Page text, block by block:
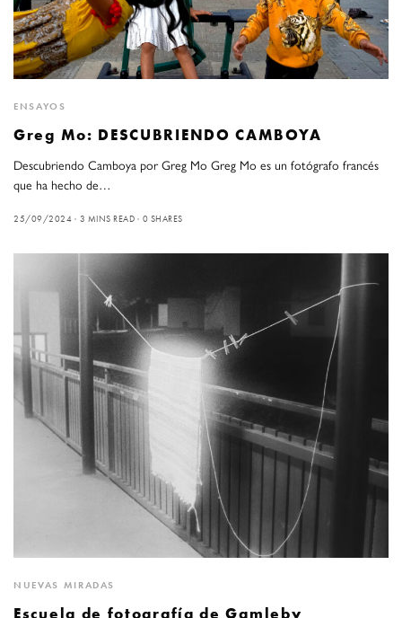
ENSAYOS
Greg Mo: DESCUBRIENDO CAMBOYA
Descubriendo Camboya por Greg Mo Greg Mo es un fotógrafo francés
que ha hecho de…
25/09/2024 3 MINS READ 0 SHARES
NUEVAS MIRADAS
Escuela de fotografía de Gamleby